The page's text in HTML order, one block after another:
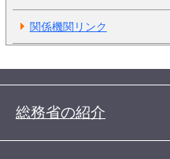
関係機関リンク
総務省の紹介